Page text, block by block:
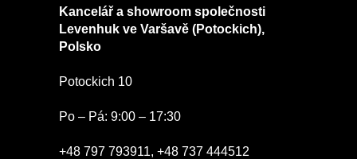
Kancelář a showroom společnosti
Levenhuk ve Varšavě (Potockich),
Polsko
Potockich 10
Po – Pá: 9:00 – 17:30
+48 797 793911, +48 737 444512